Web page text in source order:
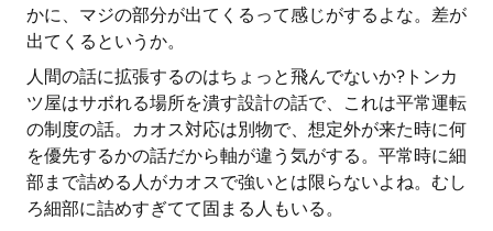
かに、マジの部分が出てくるって感じがするよな。差が
出てくるというか。
人間の話に拡張するのはちょっと飛んでないか?トンカ
ツ屋はサボれる場所を潰す設計の話で、これは平常運転
の制度の話。カオス対応は別物で、想定外が来た時に何
を優先するかの話だから軸が違う気がする。平常時に細
部まで詰める人がカオスで強いとは限らないよね。むし
ろ細部に詰めすぎてて固まる人もいる。